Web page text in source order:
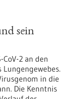
sein
2 an den
Lungengewebes.
in die
Die Kenntnis